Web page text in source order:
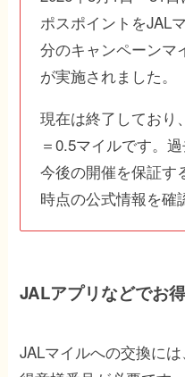
ポスポイントをJAL
分のキャンペーンマ
が実施されました。
現在は終了しており
＝0.5マイルです。
今後の開催を保証す
時点の公式情報を確
JALアプリなどでお
JALマイルへの交換に